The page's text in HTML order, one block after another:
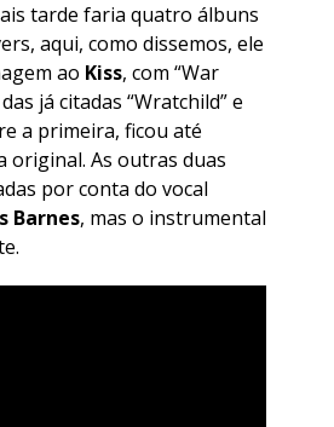
tarde faria quatro álbuns
aqui, como dissemos, ele
ao Kiss, com “War
já citadas “Wratchild” e
a primeira, ficou até
original. As outras duas
por conta do vocal
Barnes, mas o instrumental